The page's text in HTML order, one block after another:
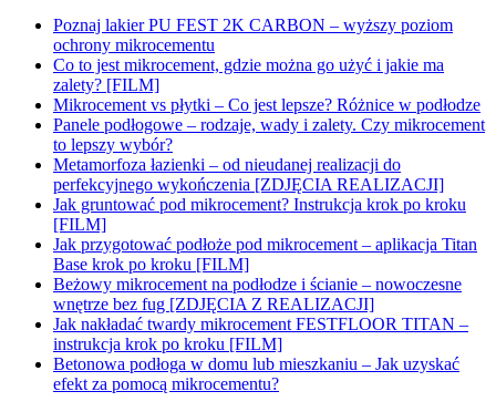
Poznaj lakier PU FEST 2K CARBON – wyższy poziom
ochrony mikrocementu
Co to jest mikrocement, gdzie można go użyć i jakie ma
zalety? [FILM]
Mikrocement vs płytki – Co jest lepsze? Różnice w podłodze
Panele podłogowe – rodzaje, wady i zalety. Czy mikrocement
to lepszy wybór?
Metamorfoza łazienki – od nieudanej realizacji do
perfekcyjnego wykończenia [ZDJĘCIA REALIZACJI]
Jak gruntować pod mikrocement? Instrukcja krok po kroku
[FILM]
Jak przygotować podłoże pod mikrocement – aplikacja Titan
Base krok po kroku [FILM]
Beżowy mikrocement na podłodze i ścianie – nowoczesne
wnętrze bez fug [ZDJĘCIA Z REALIZACJI]
Jak nakładać twardy mikrocement FESTFLOOR TITAN –
instrukcja krok po kroku [FILM]
Betonowa podłoga w domu lub mieszkaniu – Jak uzyskać
efekt za pomocą mikrocementu?